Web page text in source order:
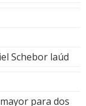
Schebor laúd
para dos